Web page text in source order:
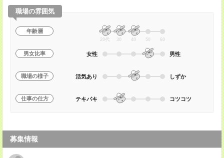
職場の雰囲気
年齢層
20代 30 40 50 60
男女比率 女性 男性
職場の様子 活気あり しずか
仕事の仕方 テキパキ コツコツ
募集情報